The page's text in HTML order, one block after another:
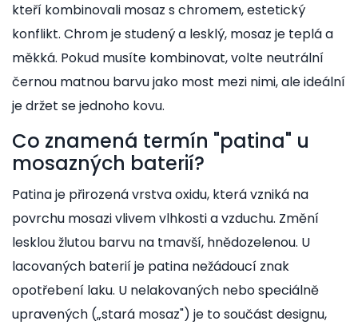
kteří kombinovali mosaz s chromem, estetický
konflikt. Chrom je studený a lesklý, mosaz je teplá a
měkká. Pokud musíte kombinovat, volte neutrální
černou matnou barvu jako most mezi nimi, ale ideální
je držet se jednoho kovu.
Co znamená termín "patina" u
mosazných baterií?
Patina je přirozená vrstva oxidu, která vzniká na
povrchu mosazi vlivem vlhkosti a vzduchu. Změní
lesklou žlutou barvu na tmavší, hnědozelenou. U
lacovaných baterií je patina nežádoucí znak
opotřebení laku. U nelakovaných nebo speciálně
upravených („stará mosaz") je to součást designu,